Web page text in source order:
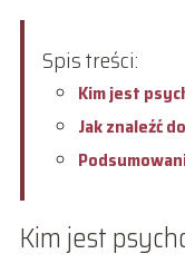
Spis treści:
Kim jest
Jak znaleźć
Kim jest